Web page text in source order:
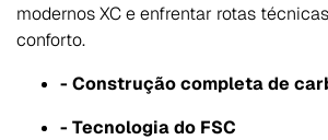
modernos XC e enfrentar rotas
conforto.
- Construção completa de
- Tecnologia do FSC